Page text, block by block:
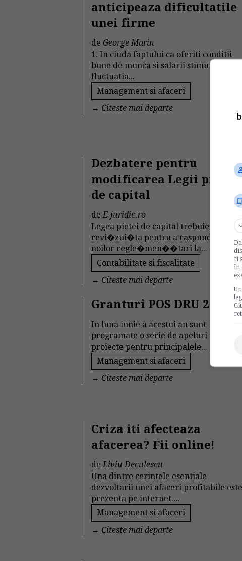
anticipeaza dificultatile
unei firme
de George Marin
1. In ciuda faptului ca oferiti conditii
bune de munca si salarii stimulative,
fluctuatia...
Management si afaceri
→ Citeste mai departe
Dezbatere pentru
modificarea Legii pietei
de capital
deE-juridic.ro
Legea pietei de capital trebuie
revi�zui�ta pentru a raspunde atat
noilor regle�men��tari la...
Contabilitate si fiscalitate
→ Citeste mai departe
Granturi POS DRU 2010
In luna iunie a acestui an sunt
programate o serie de apeluri de
proiecte pentru principalele...
Management si afaceri
→ Citeste mai departe
Criza iti afecteaza
afacerea? Fii online!
deLiviu Deculescu
Una dintre cerintele esentiale
dezvoltarii unei afaceri profitabile este
prezenta pe internet....
Management si afaceri
→ Citeste mai departe
fi
în